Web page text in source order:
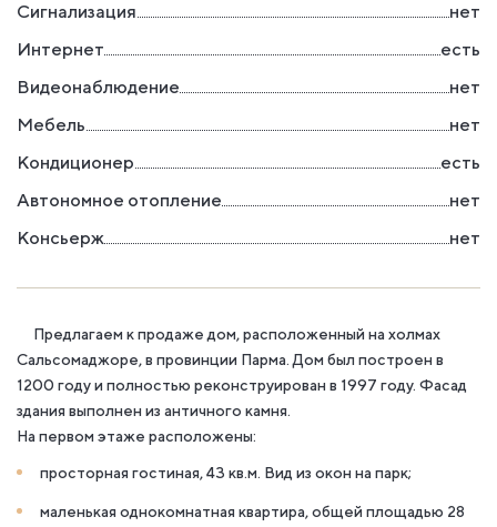
Сигнализация
нет
Интернет
есть
Видеонаблюдение
нет
Мебель
нет
Кондиционер
есть
Автономное отопление
нет
Консьерж
нет
Предлагаем к продаже дом, расположенный на холмах
Сальсомаджоре, в провинции Парма. Дом был построен в
1200 году и полностью реконструирован в 1997 году. Фасад
здания выполнен из античного камня.
На первом этаже расположены:
просторная гостиная, 43 кв.м. Вид из окон на парк;
маленькая однокомнатная квартира, общей площадью 28